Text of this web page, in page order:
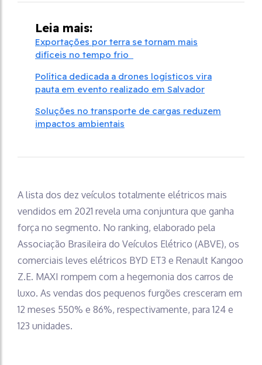
Leia mais:
Exportações por terra se tornam mais
difíceis no tempo frio
Política dedicada a drones logísticos vira
pauta em evento realizado em Salvador
Soluções no transporte de cargas reduzem
impactos ambientais
A lista dos dez veículos totalmente elétricos mais
vendidos em 2021 revela uma conjuntura que ganha
força no segmento. No ranking, elaborado pela
Associação Brasileira do Veículos Elétrico (ABVE), os
comerciais leves elétricos BYD ET3 e Renault Kangoo
Z.E. MAXI rompem com a hegemonia dos carros de
luxo. As vendas dos pequenos furgões cresceram em
12 meses 550% e 86%, respectivamente, para 124 e
123 unidades.